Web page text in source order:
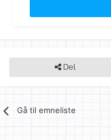
Del
Gå til emneliste